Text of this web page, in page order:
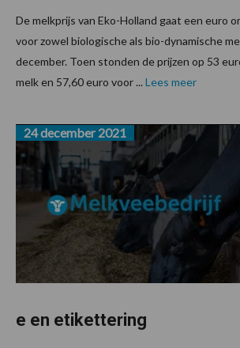
De melkprijs van Eko-Holland gaat een euro
voor zowel biologische als bio-dynamische
december. Toen stonden de prijzen op 53
melk en 57,60 euro voor ... Lees meer
e en etikettering
24 december 2021